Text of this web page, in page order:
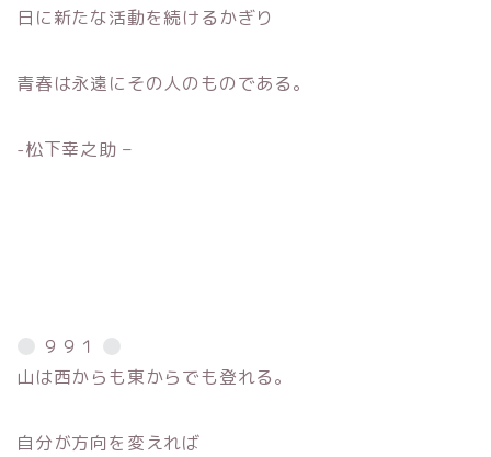
日に新たな活動を続けるかぎり
青春は永遠にその人のものである。
-松下幸之助 –
９９１
山は西からも東からでも登れる。
自分が方向を変えれば